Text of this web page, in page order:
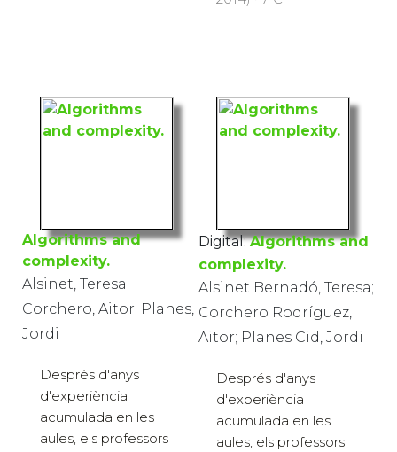
Algorithms and
complexity.
Alsinet, Teresa;
Corchero, Aitor; Planes,
Jordi
Digital: Algorithms and
complexity.
Corchero Rodríguez,
Aitor; Planes Cid, Jordi